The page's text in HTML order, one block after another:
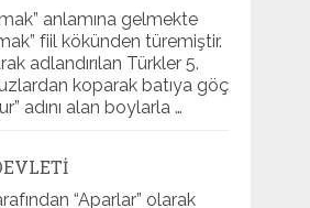
anlamına gelmekte
fiil kökünden türemiştir.
adlandırılan Türkler 5.
koparak batıya göç
adını alan boylarla …
“Aparlar” olarak